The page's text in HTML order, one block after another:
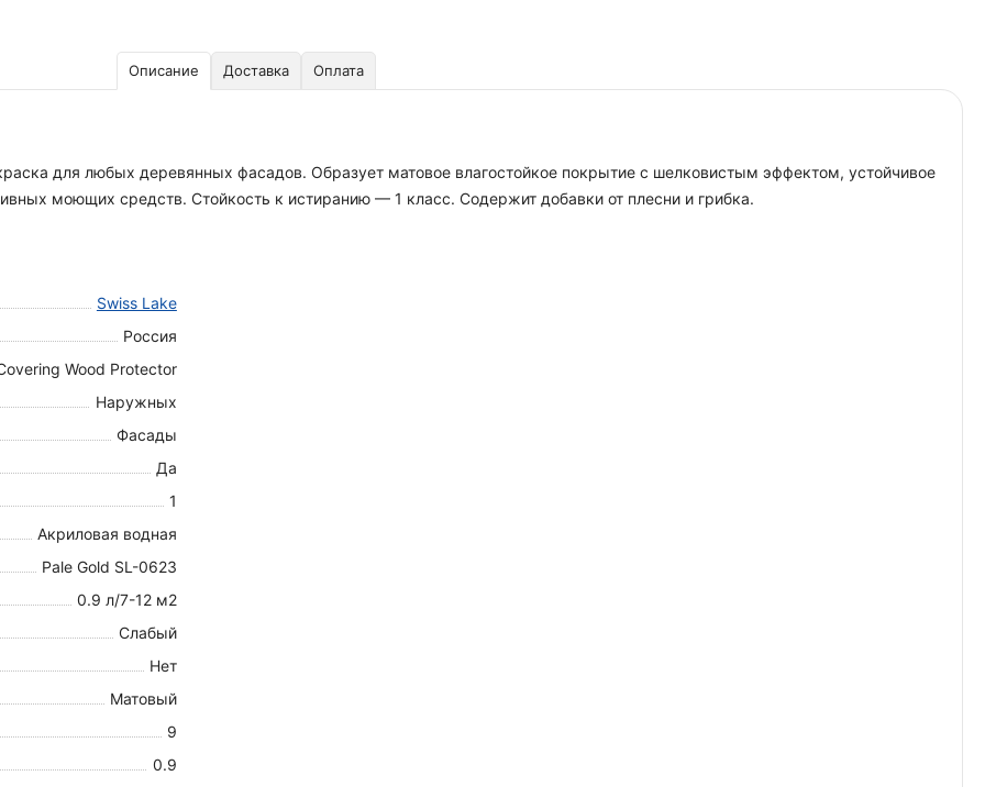
Описание Доставка Оплата
для любых деревянных фасадов. Образует матовое влагостойкое покрытие с шелковистым эффектом, устойчивое
моющих средств. Стойкость к истиранию — 1 класс. Содержит добавки от плесни и грибка.
Swiss Lake
Россия
Wood Protector
Наружных
Фасады
Да
1
Акриловая водная
Pale Gold SL-0623
0.9 л/7-12 м2
Слабый
Нет
Матовый
9
0.9